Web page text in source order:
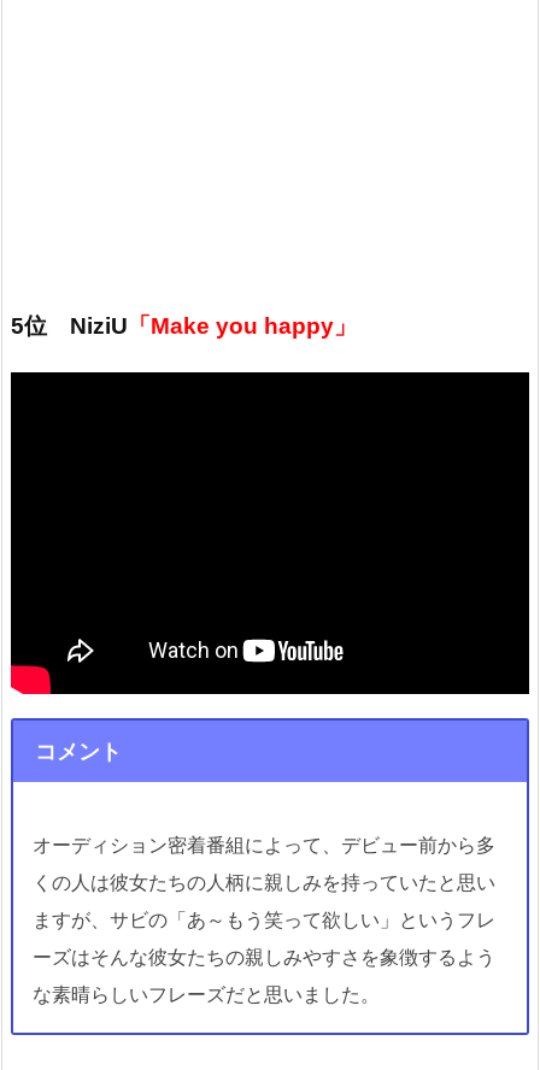
5位 NiziU 「Make you happy」
コメント
オーディション密着番組によって、デビュー前から多
くの人は彼女たちの人柄に親しみを持っていたと思い
ますが、サビの「あ～もう笑って欲しい」というフレ
ーズはそんな彼女たちの親しみやすさを象徴するよう
な素晴らしいフレーズだと思いました。